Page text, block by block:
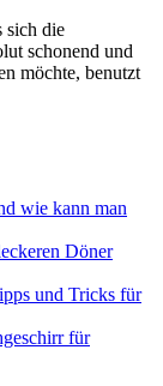
sich die
schonend und
möchte, benutzt
wie kann man
Döner
und Tricks für
für